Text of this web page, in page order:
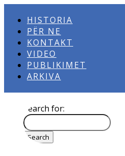
HISTORIA
PËR NE
KONTAKT
VIDEO
PUBLIKIMET
ARKIVA
Search for: